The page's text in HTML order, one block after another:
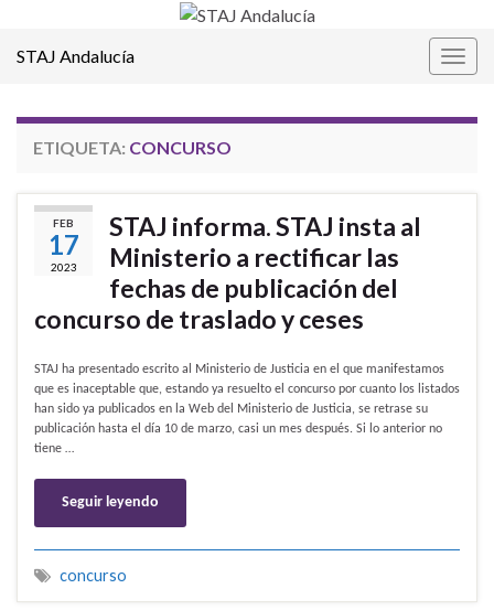
STAJ Andalucía
ETIQUETA: CONCURSO
FEB
17
2023
STAJ informa. STAJ insta al
Ministerio a rectificar las
fechas de publicación del
concurso de traslado y ceses
STAJ ha presentado escrito al Ministerio de Justicia en el que manifestamos
que es inaceptable que, estando ya resuelto el concurso por cuanto los listados
han sido ya publicados en la Web del Ministerio de Justicia, se retrase su
publicación hasta el día 10 de marzo, casi un mes después. Si lo anterior no
tiene …
Seguir leyendo
concurso